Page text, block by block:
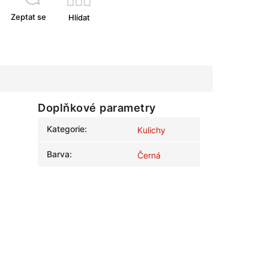
Zeptat se Hlídat
Doplňkové parametry
Kategorie: Kulichy
Barva: Černá